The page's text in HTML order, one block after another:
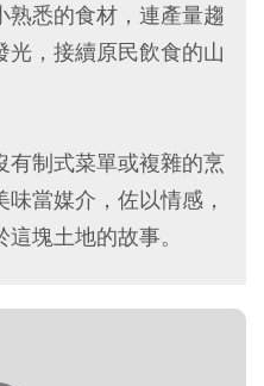
悉的食材，連產量趨
光，接續原民飲食的山
有制式菜單或複雜的烹
當媒介，佐以情感，
塊土地的故事。